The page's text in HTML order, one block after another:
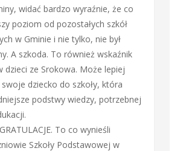
widać bardzo wyraźnie, że co
poziom od pozostałych szkół
w Gminie i nie tylko, nie był
A szkoda. To również wskaźnik
dzieci ze Srokowa. Może lepiej
swoje dziecko do szkoły, która
podstwy wiedzy, potrzebnej
To co wynieśli
Szkoły Podstawowej w